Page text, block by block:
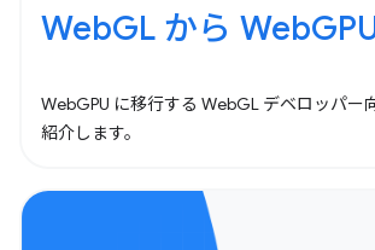
WebGL から
WebGPU に移行する WebGL デベロッパー
紹介します。